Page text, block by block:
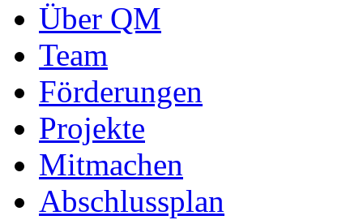
Über QM
Team
Förderungen
Projekte
Mitmachen
Abschlussplan